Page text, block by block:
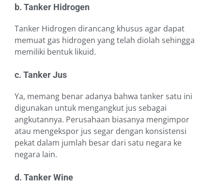
b. Tanker Hidrogen
Tanker Hidrogen dirancang khusus agar dapat
memuat gas hidrogen yang telah diolah sehingga
memiliki bentuk likuid.
c. Tanker Jus
Ya, memang benar adanya bahwa tanker satu ini
digunakan untuk mengangkut jus sebagai
angkutannya. Perusahaan biasanya mengimpor
atau mengekspor jus segar dengan konsistensi
pekat dalam jumlah besar dari satu negara ke
negara lain.
d. Tanker Wine